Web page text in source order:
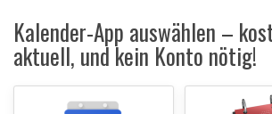
Kalender-App auswählen –
aktuell, und kein Konto nötig!